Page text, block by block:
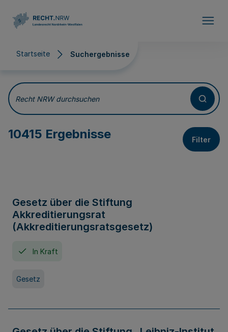
Startseite Suchergebnisse
Suchergebnisse
Recht NRW durchsuchen
10415 Ergebnisse Filter
Gesetz über die Stiftung
Akkreditierungsrat
(Akkreditierungsratsgesetz)
In Kraft
Gesetz